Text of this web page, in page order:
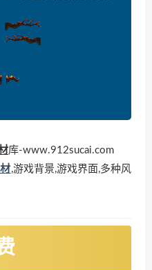
库-www.912sucai.com
,游戏背景,游戏界面,多种风